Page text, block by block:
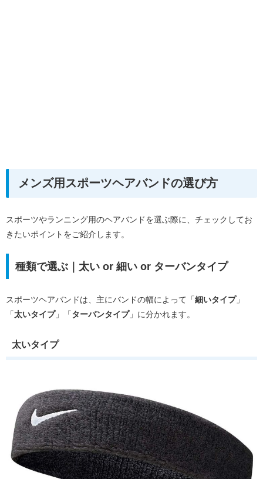
メンズ用スポーツヘアバンドの選び方
スポーツやランニング用のヘアバンドを選ぶ際に、チェックしてお
きたいポイントをご紹介します。
種類で選ぶ｜太い or 細い or ターバンタイプ
スポーツヘアバンドは、主にバンドの幅によって「細いタイプ」
「太いタイプ」「ターバンタイプ」に分かれます。
太いタイプ